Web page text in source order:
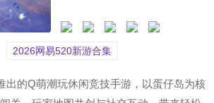
2026网易520新游合集
出的Q萌潮玩休闲竞技手游，以蛋仔岛为核